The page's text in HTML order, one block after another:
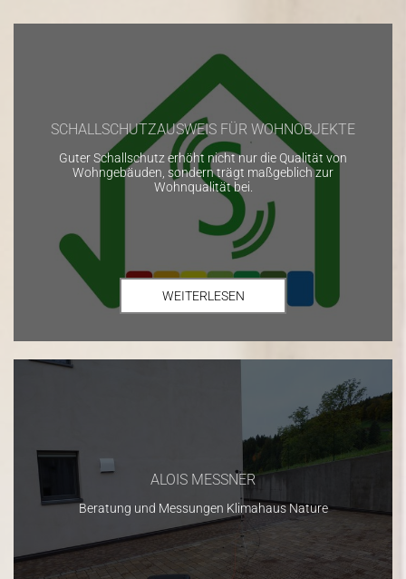
SCHALLSCHUTZAUSWEIS FÜR WOHNOBJEKTE
Guter Schallschutz erhöht nicht nur die Qualität von
Wohngebäuden, sondern trägt maßgeblich zur
Wohnqualität bei.
WEITERLESEN
ALOIS MESSNER
Beratung und Messungen Klimahaus Nature